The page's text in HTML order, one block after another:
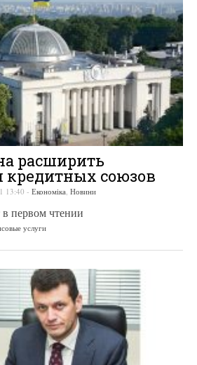
расширить
кредитных союзов
13:40 - Економіка, Новини
первом чтении
услуги